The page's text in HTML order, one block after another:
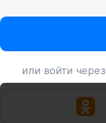
или войти